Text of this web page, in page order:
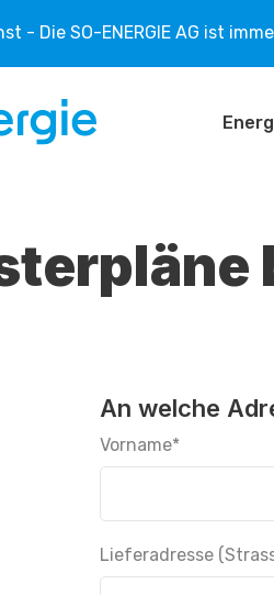
- Die SO-ENERGIE AG ist
An welche
Vorname*
Lieferadresse